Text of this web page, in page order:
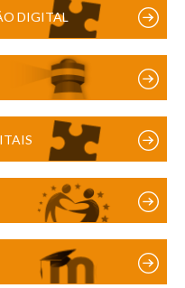
DIGITAL